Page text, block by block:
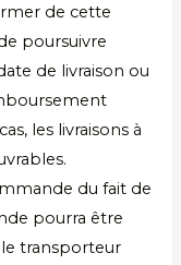
de cette
poursuivre
de livraison ou
les livraisons à
du fait de
pourra être
transporteur